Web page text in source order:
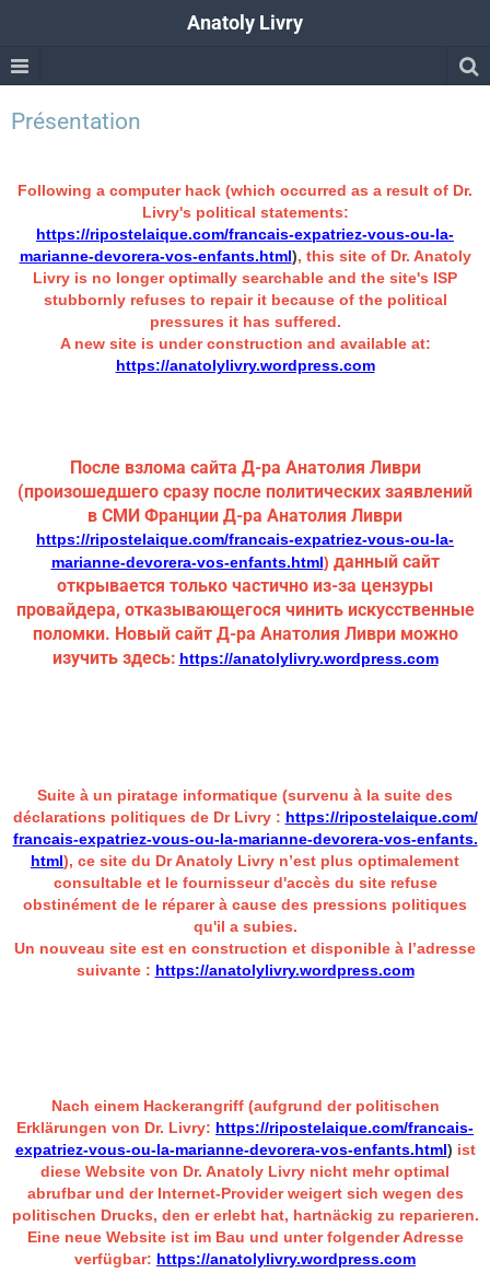
Anatoly Livry
Présentation
Following a computer hack (which occurred as a result of Dr.
Livry's political statements:
https://ripostelaique.com/francais-expatriez-vous-ou-la-
marianne-devorera-vos-enfants.html), this site of Dr. Anatoly
Livry is no longer optimally searchable and the site's ISP
stubbornly refuses to repair it because of the political
pressures it has suffered.
A new site is under construction and available at:
https://anatolylivry.wordpress.com
После взлома сайта Д-ра Анатолия Ливри
(произошедшего сразу после политических заявлений
в СМИ Франции Д-ра Анатолия Ливри
https://ripostelaique.com/francais-expatriez-vous-ou-la-
marianne-devorera-vos-enfants.html) данный сайт
открывается только частично из-за цензуры
провайдера, отказывающегося чинить искусственные
поломки. Новый сайт Д-ра Анатолия Ливри можно
изучить здесь: https://anatolylivry.wordpress.com
Suite à un piratage informatique (survenu à la suite des
déclarations politiques de Dr Livry : https://ripostelaique.com/
francais-expatriez-vous-ou-la-marianne-devorera-vos-enfants.
html), ce site du Dr Anatoly Livry n’est plus optimalement
consultable et le fournisseur d'accès du site refuse
obstinément de le réparer à cause des pressions politiques
qu'il a subies.
Un nouveau site est en construction et disponible à l’adresse
suivante : https://anatolylivry.wordpress.com
Nach einem Hackerangriff (aufgrund der politischen
Erklärungen von Dr. Livry: https://ripostelaique.com/francais-
expatriez-vous-ou-la-marianne-devorera-vos-enfants.html) ist
diese Website von Dr. Anatoly Livry nicht mehr optimal
abrufbar und der Internet-Provider weigert sich wegen des
politischen Drucks, den er erlebt hat, hartnäckig zu reparieren.
Eine neue Website ist im Bau und unter folgender Adresse
verfügbar: https://anatolylivry.wordpress.com